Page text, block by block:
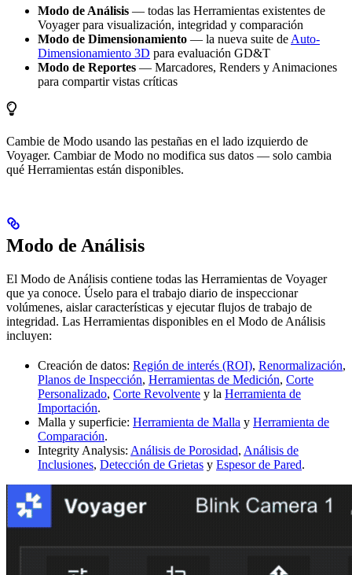
Modo de Análisis — todas las Herramientas existentes de
Voyager para visualización, integridad y comparación
Modo de Dimensionamiento — la nueva suite de Auto-
Dimensionamiento 3D para evaluación GD&T
Modo de Reportes — Marcadores, Renders y Animaciones
para compartir vistas críticas
Cambie de Modo usando las pestañas en el lado izquierdo de
Voyager. Cambiar de Modo no modifica sus datos — solo cambia
qué Herramientas están disponibles.
Modo de Análisis
El Modo de Análisis contiene todas las Herramientas de Voyager
que ya conoce. Úselo para el trabajo diario de inspeccionar
volúmenes, aislar características y ejecutar flujos de trabajo de
integridad. Las Herramientas disponibles en el Modo de Análisis
incluyen:
Creación de datos: Región de interés (ROI), Renormalización,
Planos de Inspección, Herramientas de Medición, Corte
Personalizado, Corte Revolvente y la Herramienta de
Importación.
Malla y superficie: Herramienta de Malla y Herramienta de
Comparación.
Integrity Analysis: Análisis de Porosidad, Análisis de
Inclusiones, Detección de Grietas y Espesor de Pared.